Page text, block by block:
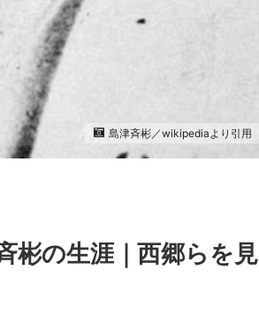
島津斉彬／wikipediaより引用
彬の生涯｜西郷らを見